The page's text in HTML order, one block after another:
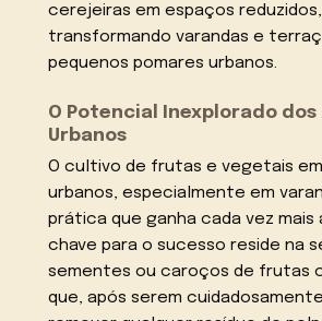
cerejeiras em espaços reduzidos,
transformando varandas e
pequenos pomares urbanos.
O Potencial Inexplorado dos
Urbanos
O cultivo de frutas e vegetais
urbanos, especialmente em
prática que ganha cada vez mais
chave para o sucesso reside na
sementes ou caroços de frutas
que, após serem